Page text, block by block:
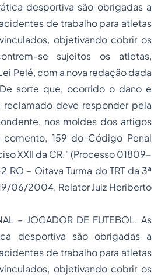
desportiva são obrigadas a
de trabalho para atletas
objetivando cobrir os
se sujeitos os atletas,
Pelé, com a nova redação dada
sorte que, ocorrido o dano e
reclamado deve responder pela
nos moldes dos artigos
159 do Código Penal
XXII da CR."(Processo 01809-
– Oitava Turma do TRT da 3ª
06/2004, Relator Juiz Heriberto
– JOGADOR DE FUTEBOL. As
desportiva são obrigadas a
de trabalho para atletas
objetivando cobrir os